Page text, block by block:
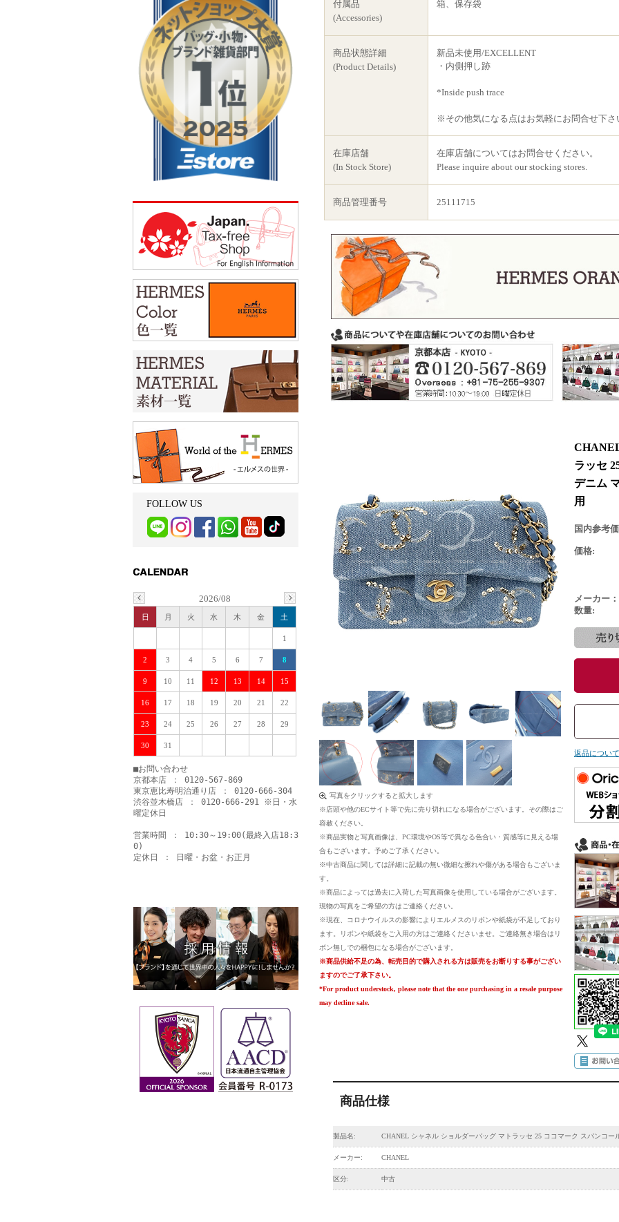
付属品
(Accessories)
箱、保存袋
商品状態詳細
(Product Details)
新品未使用/EXCELLENT
・内側押し跡
*Inside push trace
※その他気になる点はお気軽にお問合せ下さ
在庫店舗
(In Stock Store)
在庫店舗についてはお問合せください。
Please inquire about our stocking stores.
商品管理番号 25111715
写真をクリックすると拡大します
※店頭や他のECサイト等で先に売り切れになる場合がございます。その際はご
容赦ください。
※商品実物と写真画像は、PC環境やOS等で異なる色合い・質感等に見える場
合もございます。予めご了承ください。
※中古商品に関しては詳細に記載の無い微細な擦れや傷がある場合もございま
す。
※商品によっては過去に入荷した写真画像を使用している場合がございます。
現物の写真をご希望の方はご連絡ください。
※現在、コロナウイルスの影響によりエルメスのリボンや紙袋が不足しており
ます。リボンや紙袋をご入用の方はご連絡くださいませ。ご連絡無き場合はリ
ボン無しでの梱包になる場合がございます。
※商品供給不足の為、転売目的で購入される方は販売をお断りする事がござい
ますのでご了承下さい。
*For product understock, please note that the one purchasing in a resale purpose
may decline sale.
ラッセ
デニム
用
国内参考
価格:
メーカー：
数量:
返品につい
商品仕様
製品名: CHANEL シャネル ショルダーバッグ マトラッセ 25 ココマーク スパンコー
メーカー: CHANEL
区分: 中古
FOLLOW US
2026/08
日 月 火 水 木 金 土
1
2 3 4 5 6 7 8
9 10 11 12 13 14 15
16 17 18 19 20 21 22
23 24 25 26 27 28 29
30 31
■お問い合わせ
京都本店 ： 0120-567-869
東京恵比寿明治通り店 ： 0120-666-304
渋谷並木橋店 ： 0120-666-291 ※日・水
曜定休日
営業時間 ： 10:30～19:00(最終入店18:3
0)
定休日 ： 日曜・お盆・お正月